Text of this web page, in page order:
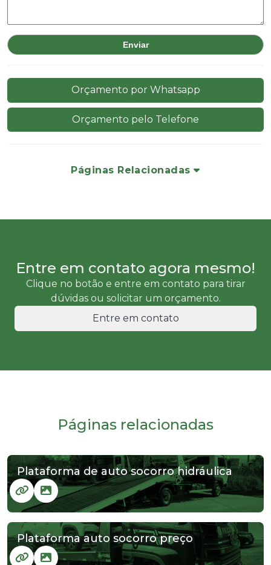
Orçamento por Whatsapp
Orçamento pelo Telefone
Páginas Relacionadas
Entre em contato agora mesmo!
Clique no botão e entre em contato para tirar
dúvidas ou solicitar um orçamento.
Entre em contato
Páginas relacionadas
Plataforma de auto socorro hidráulica
Plataforma auto socorro preço